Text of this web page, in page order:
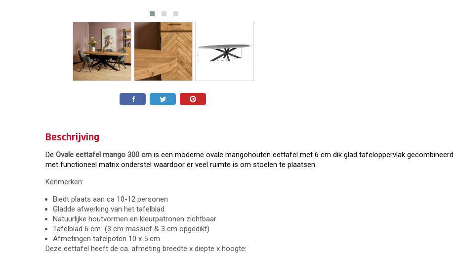
Beschrijving
De Ovale eettafel mango 300 cm is een moderne ovale mangohouten eettafel met 6 cm dik glad tafeloppervlak
met functioneel matrix onderstel waardoor er veel ruimte is om stoelen te plaatsen.
Kenmerken:
Biedt plaats aan ca 10-12 personen
Gladde afwerking van het tafelblad
Natuurlijke houtvormen en kleurpatronen zichtbaar
Tafelblad 6 cm (3 cm massief & 3 cm opgedikt)
Afmetingen tafelpoten 10 x 5 cm
Deze eettafel heeft de ca. afmeting breedte x diepte x hoogte: